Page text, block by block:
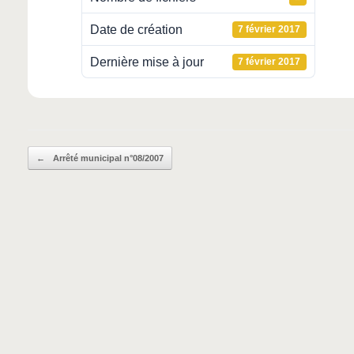
Date de création 7 février 2017
Dernière mise à jour 7 février 2017
Post navigation
← Arrêté municipal n°08/2007